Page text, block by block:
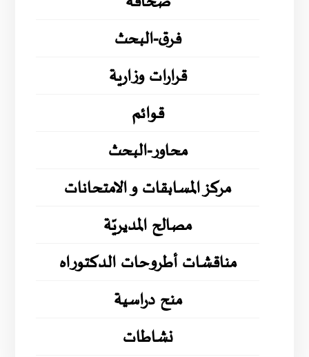
فرق-البحث
قرارات وزارية
قوائم
محاور-البحث
مركز المسابقات و الامتحانات
مصالح المديريّة
مناقشات أطروحات الدكتوراه
منح دراسية
نشاطات